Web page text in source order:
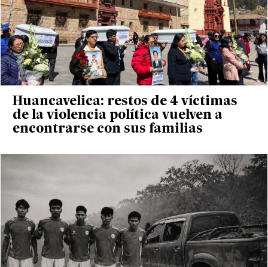
Huancavelica: restos de 4 víctimas
de la violencia política vuelven a
encontrarse con sus familias